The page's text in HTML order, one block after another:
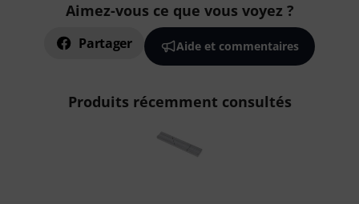
Aimez-vous ce que vous voyez ?
Partager Aide et commentaires
Produits récemment consultés